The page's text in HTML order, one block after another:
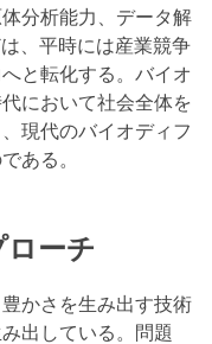
分析能力、データ解
、平時には産業競争
と転化する。バイオ
において社会全体を
現代のバイオディフ
ある。
ーチ
かさを生み出す技術
出している。問題